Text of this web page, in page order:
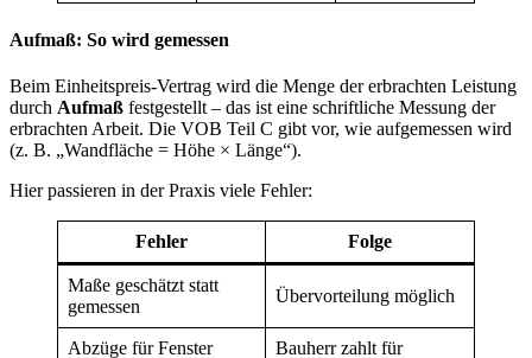
Aufmaß: So wird gemessen
Beim Einheitspreis-Vertrag wird die Menge der erbrachten Leistung
durch Aufmaß festgestellt – das ist eine schriftliche Messung der
erbrachten Arbeit. Die VOB Teil C gibt vor, wie aufgemessen wird
(z. B. „Wandfläche = Höhe × Länge“).
Hier passieren in der Praxis viele Fehler:
Fehler Folge
Maße geschätzt statt
gemessen
Übervorteilung möglich
Abzüge für Fenster
Bauherr zahlt für